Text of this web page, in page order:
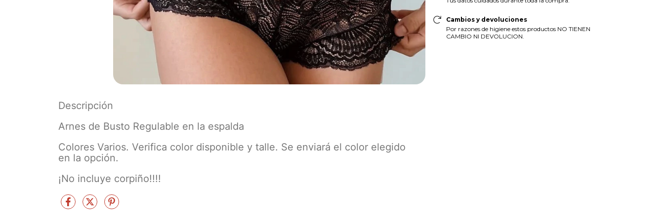
Descripción
Arnes de Busto Regulable en la espalda
Colores Varios. Verifica color disponible y talle. Se enviará el color elegido
en la opción.
¡No incluye corpiño!!!!
Cambios y devoluciones
Por razones de higiene estos productos NO TIENEN
CAMBIO NI DEVOLUCION.